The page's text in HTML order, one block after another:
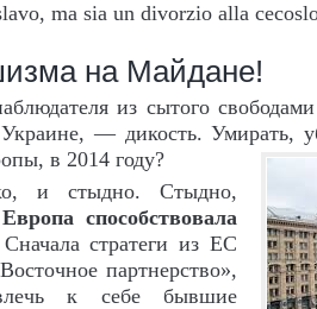
ma sia un divorzio alla
на Майдане!
из сытого
— дикость. Умирать,
в 2014 году?
и стыдно. Стыдно,
способствовала
стратеги из ЕС
партнерство»,
к себе бывшие